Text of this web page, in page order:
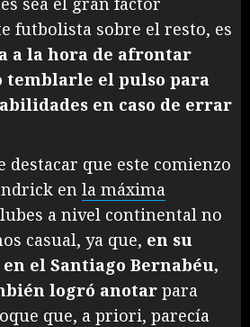
futbolista sobre el resto, es
a la hora de afrontar
temblarle el pulso para
en caso de errar
destacar que este comienzo
en la máxima
a nivel continental no
casual, ya que, en su
el Santiago Bernabéu,
logró anotar para
que, a priori, parecía